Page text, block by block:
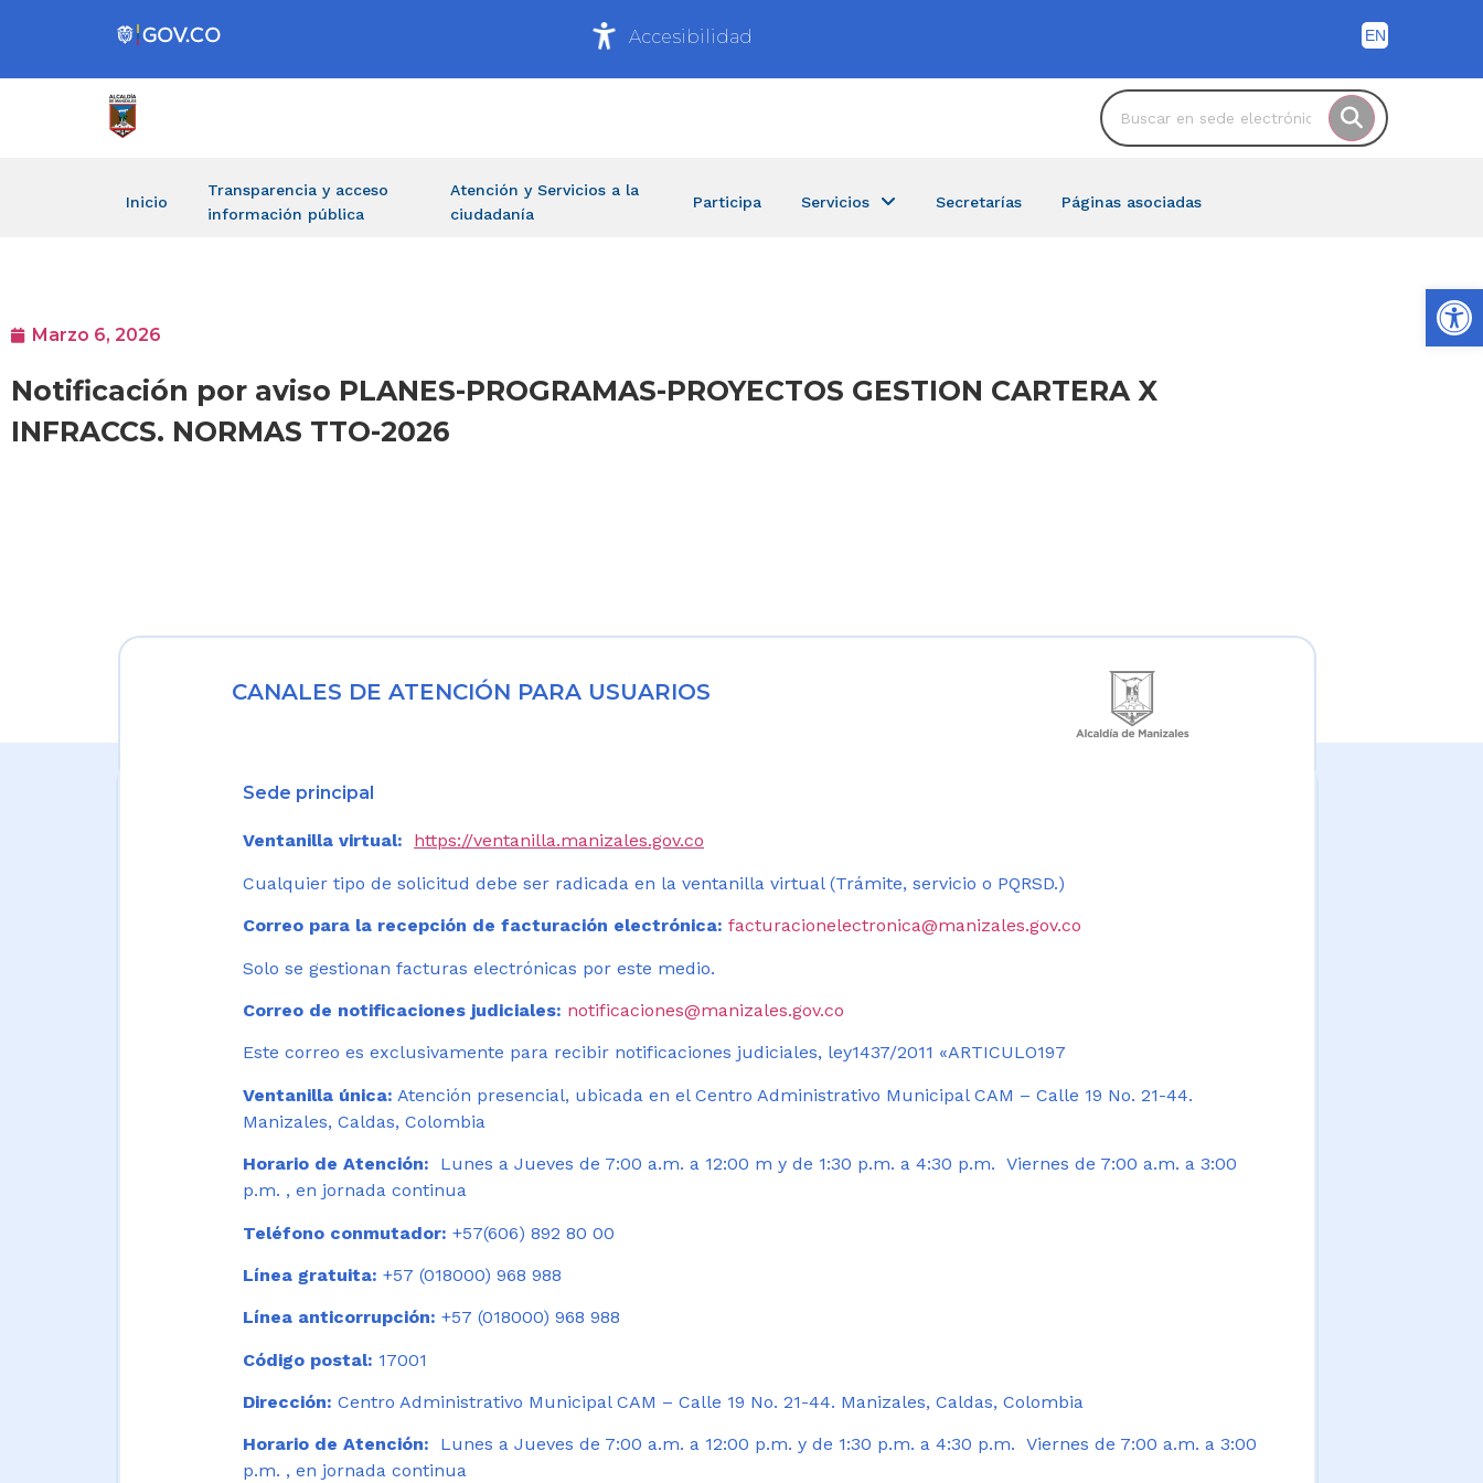
Accesibilidad
Inicio
Transparencia y acceso
información pública
Atención y Servicios a la
ciudadanía
Participa Servicios Secretarías Páginas asociadas
Marzo 6, 2026
Notificación por aviso PLANES-PROGRAMAS-PROYECTOS GESTION CARTERA X
INFRACCS. NORMAS TTO-2026
CANALES DE ATENCIÓN PARA USUARIOS
Sede principal
Ventanilla virtual: https://ventanilla.manizales.gov.co
Cualquier tipo de solicitud debe ser radicada en la ventanilla virtual (Trámite, servicio o PQRSD.)
Correo para la recepción de facturación electrónica: facturacionelectronica@manizales.gov.co
Solo se gestionan facturas electrónicas por este medio.
Correo de notificaciones judiciales: notificaciones@manizales.gov.co
Este correo es exclusivamente para recibir notificaciones judiciales, ley1437/2011 «ARTICULO197
Ventanilla única: Atención presencial, ubicada en el Centro Administrativo Municipal CAM – Calle 19 No. 21-44.
Manizales, Caldas, Colombia
Horario de Atención:
Lunes a Jueves de 7:00 a.m. a 12:00 m y de 1:30 p.m. a 4:30 p.m. Viernes de 7:00 a.m. a 3:00
p.m. , en jornada continua
Teléfono conmutador: +57(606) 892 80 00
Línea gratuita: +57 (018000) 968 988
Línea anticorrupción: +57 (018000) 968 988
Código postal: 17001
Dirección: Centro Administrativo Municipal CAM – Calle 19 No. 21-44. Manizales, Caldas, Colombia
Horario de Atención: Lunes a Jueves de 7:00 a.m. a 12:00 p.m. y de 1:30 p.m. a 4:30 p.m. Viernes de 7:00 a.m. a 3:00
p.m. , en jornada continua